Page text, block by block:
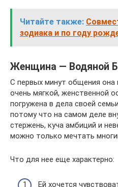
Читайте также:
зодиака и по году
Женщина — Водяной
С первых минут общения она
очень мягкой, женственной
погружена в дела своей
потому что на самом деле
стержень, куча амбиций и
можно только мечтать
Что для нее еще характерно:
Ей хочется